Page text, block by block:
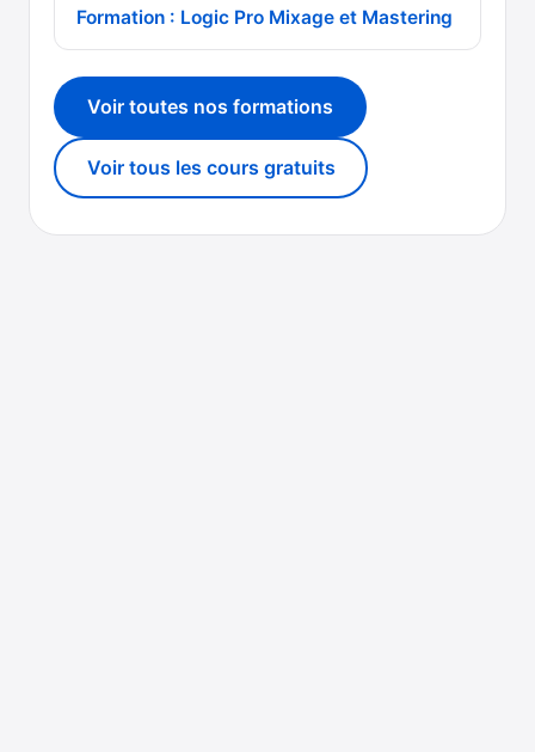
Formation : Logic Pro Mixage et Mastering
Voir toutes nos formations
Voir tous les cours gratuits